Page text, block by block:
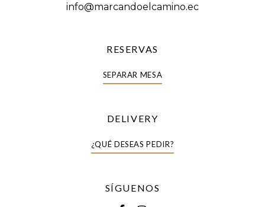
info@marcandoelcamino.ec
RESERVAS
SEPARAR MESA
DELIVERY
¿QUÉ DESEAS PEDIR?
SÍGUENOS